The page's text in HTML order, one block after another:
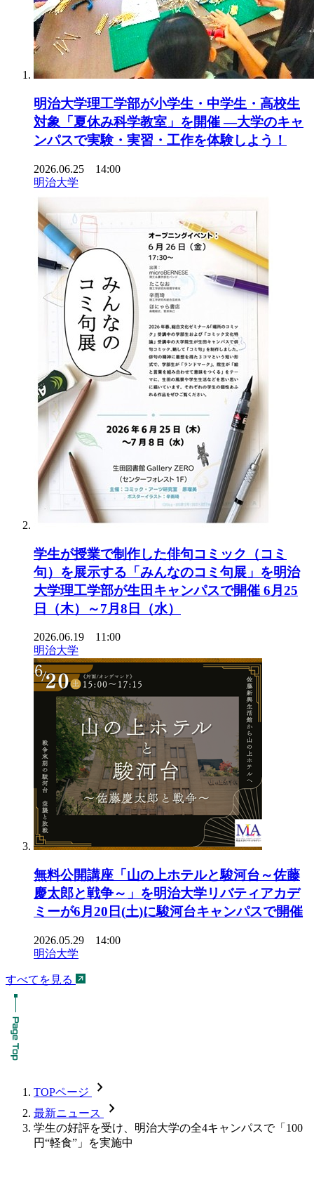
明治大学理工学部が小学生・中学生・高校生
対象「夏休み科学教室」を開催 ―大学のキャ
ンパスで実験・実習・工作を体験しよう！
2026.06.25 14:00
明治大学
学生が授業で制作した俳句コミック（コミ
句）を展示する「みんなのコミ句展」を明治
大学理工学部が生田キャンパスで開催 6月25
日（木）～7月8日（水）
2026.06.19 11:00
明治大学
無料公開講座「山の上ホテルと駿河台～佐藤
慶太郎と戦争～」を明治大学リバティアカデ
ミーが6月20日(土)に駿河台キャンパスで開催
2026.05.29 14:00
明治大学
すべてを見る
TOPページ chevron_forward
最新ニュース chevron_forward
学生の好評を受け、明治大学の全4キャンパスで「100
円“軽食”」を実施中